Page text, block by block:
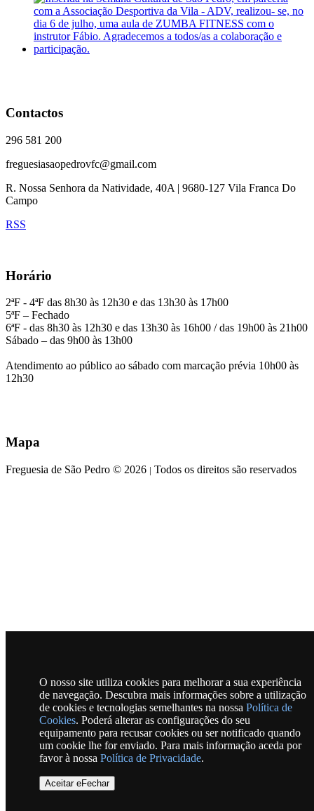
O nosso site utiliza cookies para melhorar a sua experiência
de navegação. Descubra mais informações sobre a utilização
de cookies e tecnologias semelhantes na nossa Política de
Cookies. Poderá alterar as configurações do seu
equipamento para recusar cookies ou ser notificado quando
um cookie lhe for enviado. Para mais informação aceda por
favor à nossa Política de Privacidade.
Aceitar eFechar
Contactos
296 581 200
freguesiasaopedrovfc@gmail.com
R. Nossa Senhora da Natividade, 40A | 9680-127 Vila Franca Do
Campo
RSS
Horário
2ªF - 4ªF das 8h30 às 12h30 e das 13h30 às 17h00
5ªF – Fechado
6ªF - das 8h30 às 12h30 e das 13h30 às 16h00 / das 19h00 às 21h00
Sábado – das 9h00 às 13h00
Atendimento ao público ao sábado com marcação prévia 10h00 às
12h30
Mapa
Freguesia de São Pedro © 2026 | Todos os direitos são reservados